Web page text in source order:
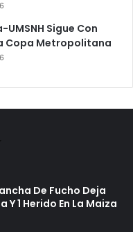
Sigue Con
Copa Metropolitana
De Fucho Deja
1 Herido En La Maiza